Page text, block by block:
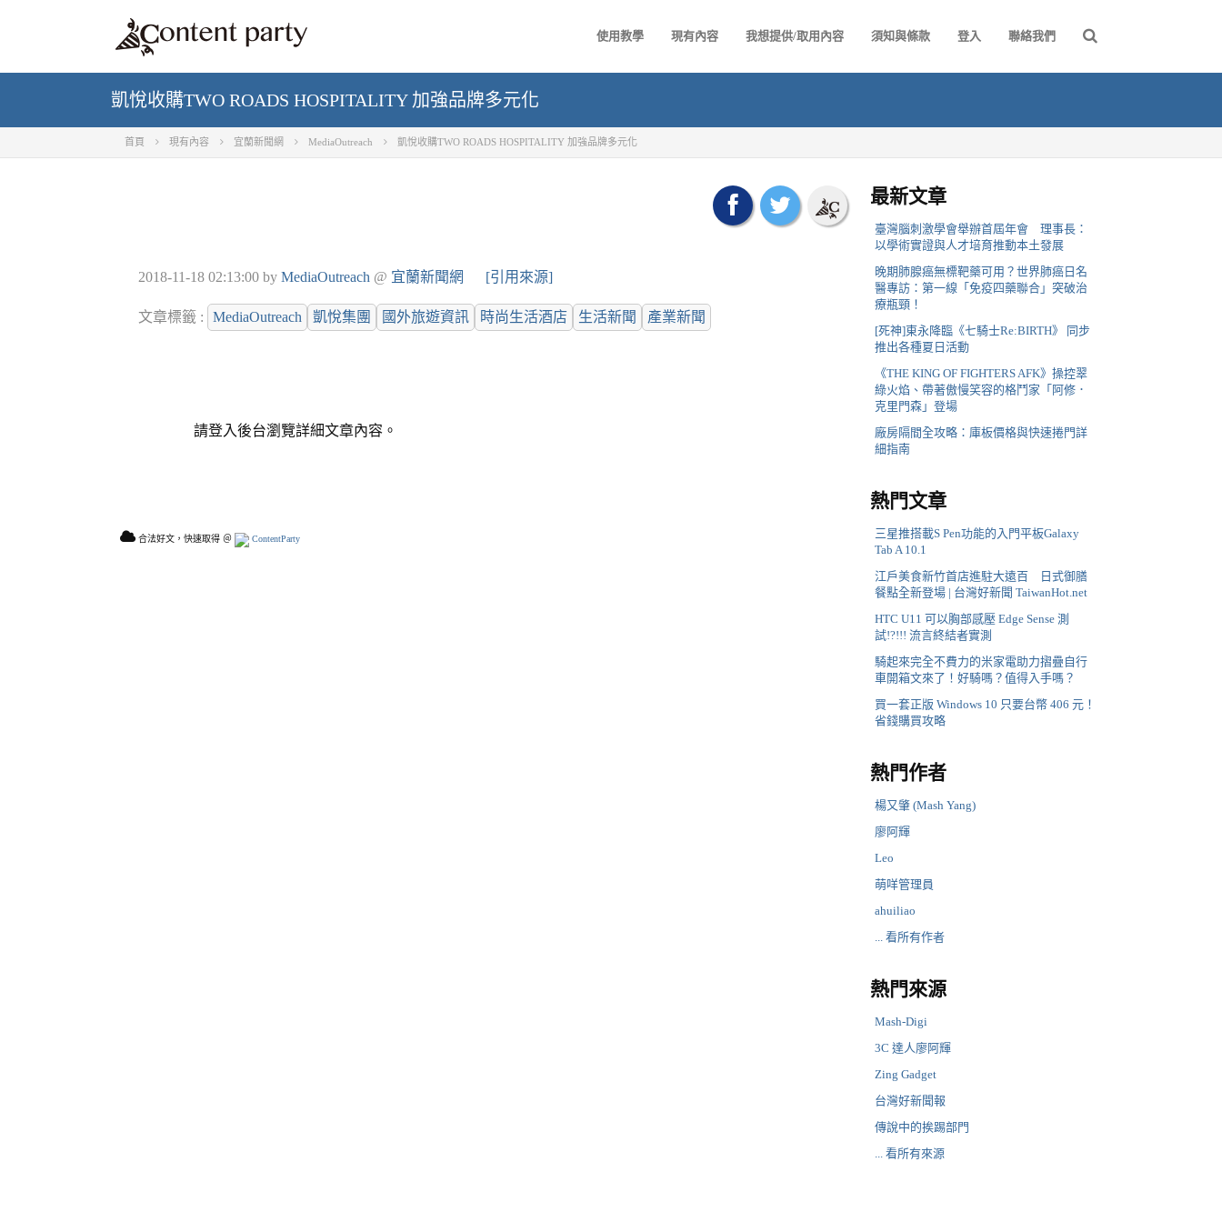
使用教學 現有內容 我想提供/取用內容 須知與條款 登入 聯絡我們
凱悅收購TWO ROADS HOSPITALITY 加強品牌多元化
首頁 現有內容 宜蘭新聞網 MediaOutreach 凱悅收購TWO ROADS HOSPITALITY 加強品牌多元化
2018-11-18 02:13:00 by MediaOutreach @ 宜蘭新聞網 [引用來源]
文章標籤 : MediaOutreach 凱悅集團 國外旅遊資訊 時尚生活酒店 生活新聞 產業新聞
請登入後台瀏覽詳細文章內容。
合法好文，快速取得 ＠ ContentParty
最新文章
臺灣腦刺激學會舉辦首屆年會 理事長：
以學術實證與人才培育推動本土發展
晚期肺腺癌無標靶藥可用？世界肺癌日名
醫專訪：第一線「免疫四藥聯合」突破治
療瓶頸！
[死神]東永降臨《七騎士Re:BIRTH》 同步
推出各種夏日活動
《THE KING OF FIGHTERS AFK》操控翠
綠火焰、帶著傲慢笑容的格鬥家「阿修．
克里門森」登場
廠房隔間全攻略：庫板價格與快速捲門詳
細指南
熱門文章
三星推搭載S Pen功能的入門平板Galaxy
Tab A 10.1
江戶美食新竹首店進駐大遠百 日式御膳
餐點全新登場 | 台灣好新聞 TaiwanHot.net
HTC U11 可以胸部感壓 Edge Sense 測
試!?!!! 流言終結者實測
騎起來完全不費力的米家電助力摺疊自行
車開箱文來了！好騎嗎？值得入手嗎？
買一套正版 Windows 10 只要台幣 406 元！
省錢購買攻略
熱門作者
楊又肇 (Mash Yang)
廖阿輝
Leo
萌咩管理員
ahuiliao
... 看所有作者
熱門來源
Mash-Digi
3C 達人廖阿輝
Zing Gadget
台灣好新聞報
傳說中的挨踢部門
... 看所有來源